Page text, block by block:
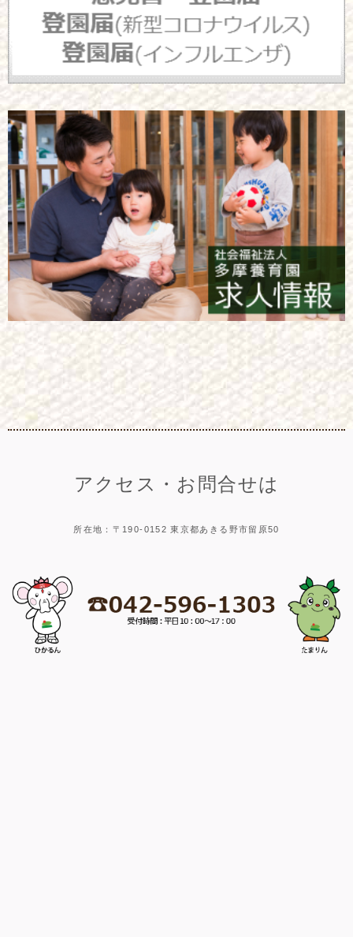
アクセス・お問合せは
所在地：〒190-0152 東京都あきる野市留原50